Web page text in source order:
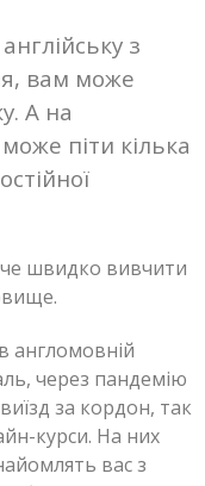
з
вам може
А на
піти кілька
швидко вивчити
англомовній
через пандемію
за кордон, так
курси. На них
вас з